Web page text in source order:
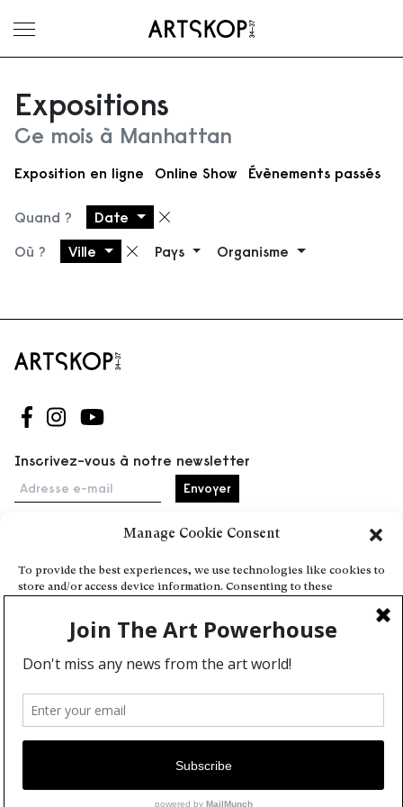
Manage Cookie Consent
To provide the best experiences, we use technologies like cookies to
store and/or access device information. Consenting to these
or unique IDs on this site. Not consenting or withdrawing consent,
may adversely affect certain features and functions.
Deny
View preferences
Ouvrir le menu
Expositions
Ce mois à Manhattan
Exposition en ligne Online Show Évènements passés
Quand ? Date Supprimer le filtre
Où ? Ville Supprimer le filtre
Pays Organisme
Suivez-nous sur Facebook
Suivez-nous sur Instagram
Suivez-nous sur Youtube
Inscrivez-vous à notre newsletter
Adresse e-mail
Accueil
Événements
À propos
Partenaires
Contact
Conditions générales
Confidentialité et cookies
Communiquer votre événement